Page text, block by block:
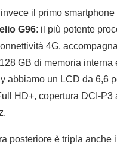
il primo
G96: il più potente
4G,
GB di memoria interna
abbiamo un LCD da 6,6
HD+, copertura DCI-P3
posteriore è tripla anche